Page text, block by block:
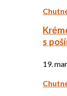
s
19.